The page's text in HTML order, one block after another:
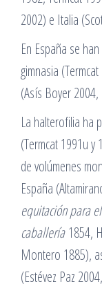
2002) e Italia
En España se
gimnasia
(Asís Boyer
La halterofilia ha
(Termcat 1991u y
de volúmenes
España
equitación para
caballería1854,
Montero 1885),
(Estévez Paz